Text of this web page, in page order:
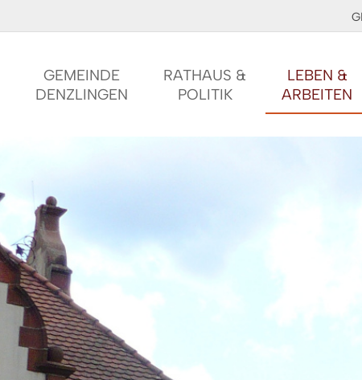
GEMEINDE
DENZLINGEN
RATHAUS &
POLITIK
LEBEN &
ARBEITEN